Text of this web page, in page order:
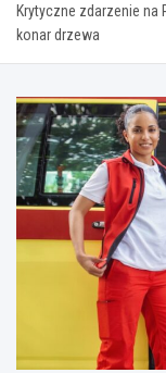
Krytyczne zdarzenie na
konar drzewa